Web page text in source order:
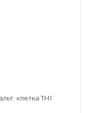
клетка ТН1